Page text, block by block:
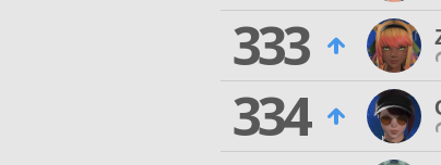
333
334